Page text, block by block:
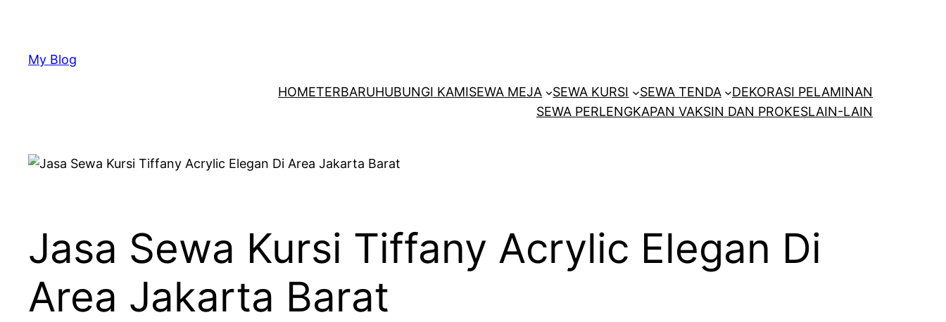
kontenMy Blog
HOMETERBARUHUBUNGI KAMISEWA MEJA SEWA KURSI SEWA TENDA
DEKORASI PELAMINAN
SEWA PERLENGKAPAN VAKSIN DAN PROKESLAIN-LAIN
Jasa Sewa Kursi Tiffany Acrylic Elegan Di
Area Jakarta Barat